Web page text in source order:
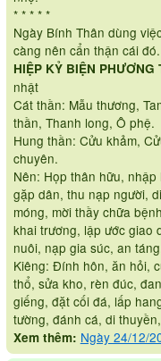
* * * * *
Ngày Bính Thân dùng
càng nên cẩn thận cái đó.
HIỆP KỶ BIỆN PHƯƠNG
nhật
Cát thần: Mẫu thương,
thần, Thanh long, Ô phệ.
Hung thần: Cửu khảm,
chuyên.
Nên: Họp thân hữu,
gặp dân, thu nạp người,
móng, mời thầy chữa
khai trương, lập ước giao
nuôi, nạp gia súc, an
Kiêng: Đính hôn, ăn hỏi,
thổ, sửa kho, rèn đúc,
giếng, đặt cối đá, lấp
tường, đánh cá, di
Xem thêm: Ngày 24/12/